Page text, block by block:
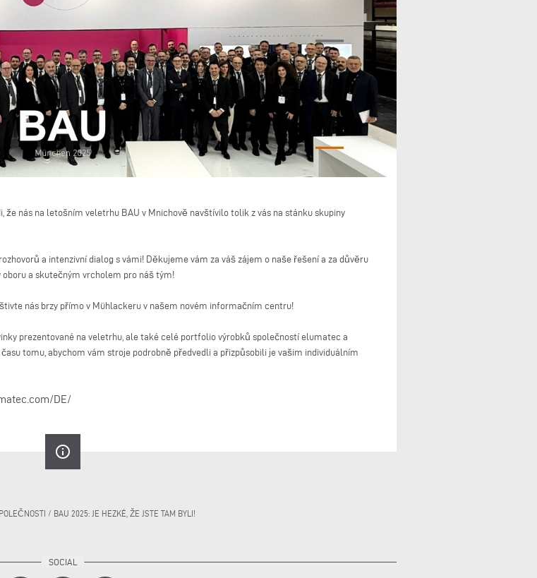
nás na letošním veletrhu BAU v Mnichově navštívilo tolik z vás na stánku skupiny
a intenzivní dialog s vámi! Děkujeme vám za váš zájem o naše řešení a za důvěru
a skutečným vrcholem pro náš tým!
nás brzy přímo v Mühlackeru v našem novém informačním centru!
prezentované na veletrhu, ale také celé portfolio výrobků společností elumatec a
tomu, abychom vám stroje podrobně předvedli a přizpůsobili je vašim individuálním
DE/
info_outline
/ BAU 2025: JE HEZKÉ, ŽE JSTE TAM BYLI!